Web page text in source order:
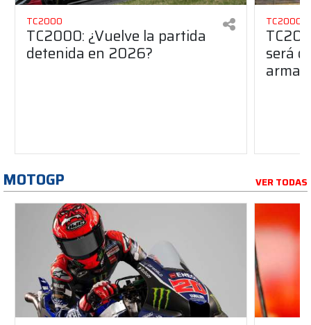
TC2000
TC2000: ¿Vuelve la partida
detenida en 2026?
TC2000
será
MOTOGP VER TODAS